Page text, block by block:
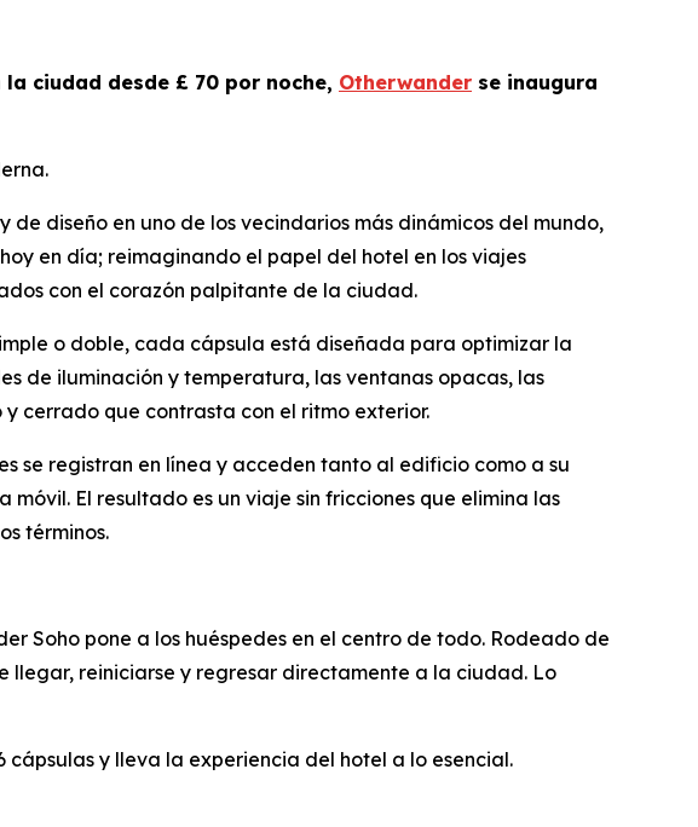
ciudad desde £ 70 por noche, Otherwander se inaugura
diseño en uno de los vecindarios más dinámicos del mundo,
en día; reimaginando el papel del hotel en los viajes
con el corazón palpitante de la ciudad.
o doble, cada cápsula está diseñada para optimizar la
de iluminación y temperatura, las ventanas opacas, las
cerrado que contrasta con el ritmo exterior.
se registran en línea y acceden tanto al edificio como a su
El resultado es un viaje sin fricciones que elimina las
términos.
Soho pone a los huéspedes en el centro de todo. Rodeado de
reiniciarse y regresar directamente a la ciudad. Lo
y lleva la experiencia del hotel a lo esencial.